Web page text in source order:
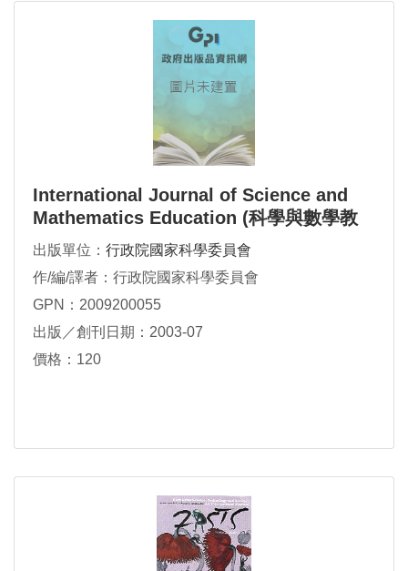
International Journal of Science and
Mathematics Education (科學與數學教
育研究)
出版單位： 行政院國家科學委員會
作/編/譯者：行政院國家科學委員會
GPN：2009200055
出版／創刊日期：2003-07
價格：120